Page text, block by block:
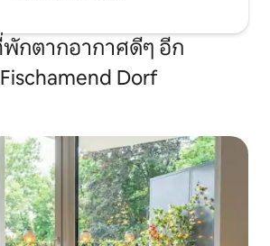
กตากอากาศดีๆ อีก
Dorf